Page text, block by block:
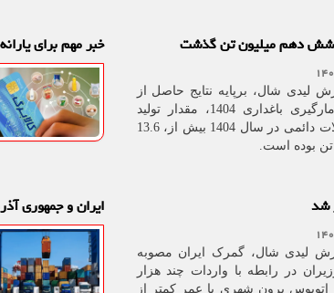
۱۳
لیدی شال، برپایه نتایج حاصل از
طرح آمارگیری باغداری 1404، مقدار تولید
محصولات دائمی در سال 1404 بیش از، 13.6
تن بوده است.
خبر مهم برای
شد
۱۱
لیدی شال، گمرک ایران مصوبه
در رابطه با واردات چند هزار
اتوبوس برون شهری با عمر کمتر از
ایران و جمهوری